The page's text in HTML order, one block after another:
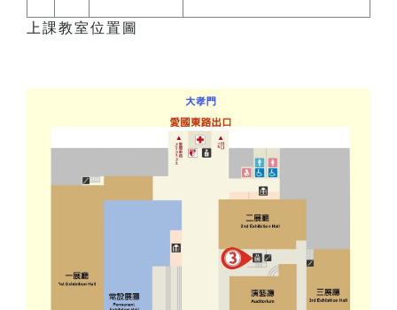
上課教室位置圖